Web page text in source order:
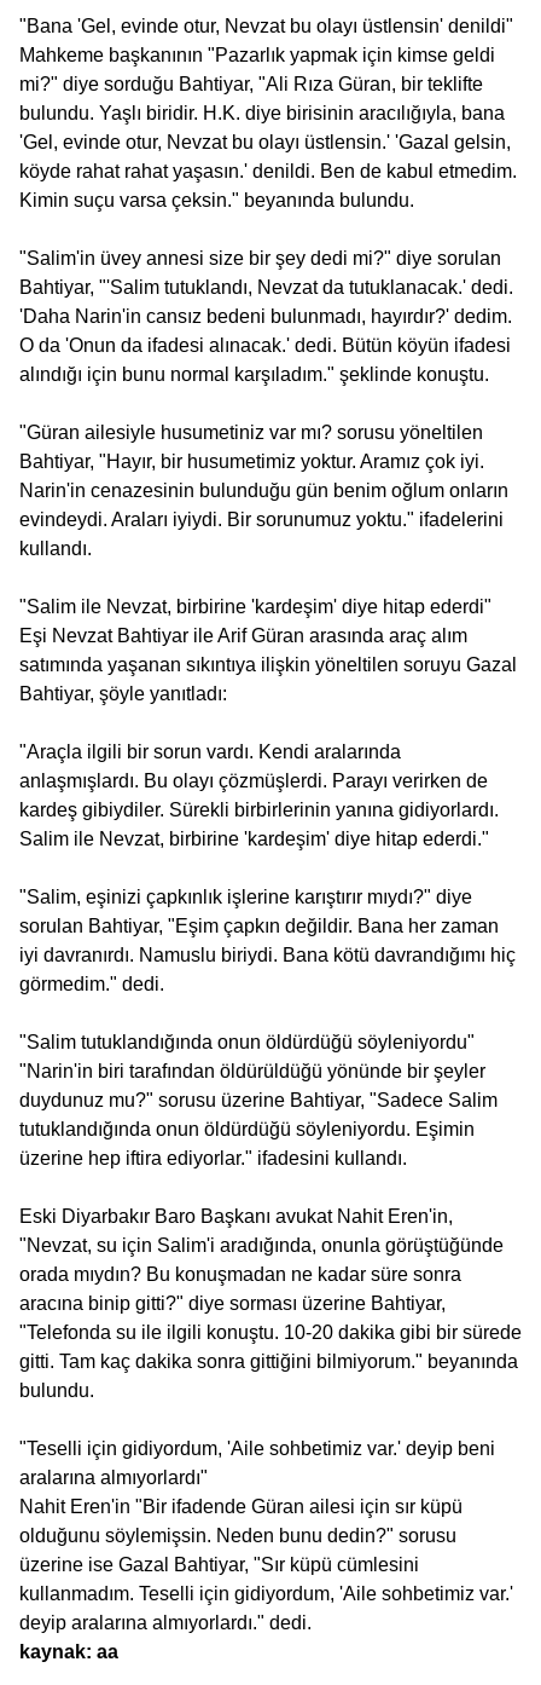
"Bana 'Gel, evinde otur, Nevzat bu olayı üstlensin' denildi"
Mahkeme başkanının "Pazarlık yapmak için kimse geldi
mi?" diye sorduğu Bahtiyar, "Ali Rıza Güran, bir teklifte
bulundu. Yaşlı biridir. H.K. diye birisinin aracılığıyla, bana
'Gel, evinde otur, Nevzat bu olayı üstlensin.' 'Gazal gelsin,
köyde rahat rahat yaşasın.' denildi. Ben de kabul etmedim.
Kimin suçu varsa çeksin." beyanında bulundu.
"Salim'in üvey annesi size bir şey dedi mi?" diye sorulan
Bahtiyar, "'Salim tutuklandı, Nevzat da tutuklanacak.' dedi.
'Daha Narin'in cansız bedeni bulunmadı, hayırdır?' dedim.
O da 'Onun da ifadesi alınacak.' dedi. Bütün köyün ifadesi
alındığı için bunu normal karşıladım." şeklinde konuştu.
"Güran ailesiyle husumetiniz var mı? sorusu yöneltilen
Bahtiyar, "Hayır, bir husumetimiz yoktur. Aramız çok iyi.
Narin'in cenazesinin bulunduğu gün benim oğlum onların
evindeydi. Araları iyiydi. Bir sorunumuz yoktu." ifadelerini
kullandı.
"Salim ile Nevzat, birbirine 'kardeşim' diye hitap ederdi"
Eşi Nevzat Bahtiyar ile Arif Güran arasında araç alım
satımında yaşanan sıkıntıya ilişkin yöneltilen soruyu Gazal
Bahtiyar, şöyle yanıtladı:
"Araçla ilgili bir sorun vardı. Kendi aralarında
anlaşmışlardı. Bu olayı çözmüşlerdi. Parayı verirken de
kardeş gibiydiler. Sürekli birbirlerinin yanına gidiyorlardı.
Salim ile Nevzat, birbirine 'kardeşim' diye hitap ederdi."
"Salim, eşinizi çapkınlık işlerine karıştırır mıydı?" diye
sorulan Bahtiyar, "Eşim çapkın değildir. Bana her zaman
iyi davranırdı. Namuslu biriydi. Bana kötü davrandığımı hiç
görmedim." dedi.
"Salim tutuklandığında onun öldürdüğü söyleniyordu"
"Narin'in biri tarafından öldürüldüğü yönünde bir şeyler
duydunuz mu?" sorusu üzerine Bahtiyar, "Sadece Salim
tutuklandığında onun öldürdüğü söyleniyordu. Eşimin
üzerine hep iftira ediyorlar." ifadesini kullandı.
Eski Diyarbakır Baro Başkanı avukat Nahit Eren'in,
"Nevzat, su için Salim'i aradığında, onunla görüştüğünde
orada mıydın? Bu konuşmadan ne kadar süre sonra
aracına binip gitti?" diye sorması üzerine Bahtiyar,
"Telefonda su ile ilgili konuştu. 10-20 dakika gibi bir sürede
gitti. Tam kaç dakika sonra gittiğini bilmiyorum." beyanında
bulundu.
"Teselli için gidiyordum, 'Aile sohbetimiz var.' deyip beni
aralarına almıyorlardı"
Nahit Eren'in "Bir ifadende Güran ailesi için sır küpü
olduğunu söylemişsin. Neden bunu dedin?" sorusu
üzerine ise Gazal Bahtiyar, "Sır küpü cümlesini
kullanmadım. Teselli için gidiyordum, 'Aile sohbetimiz var.'
deyip aralarına almıyorlardı." dedi.
kaynak: aa